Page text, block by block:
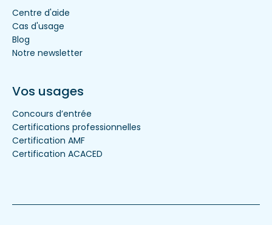
Centre d'aide
Cas d'usage
Blog
Notre newsletter
Vos usages
Concours d’entrée
Certifications professionnelles
Certification AMF
Certification ACACED